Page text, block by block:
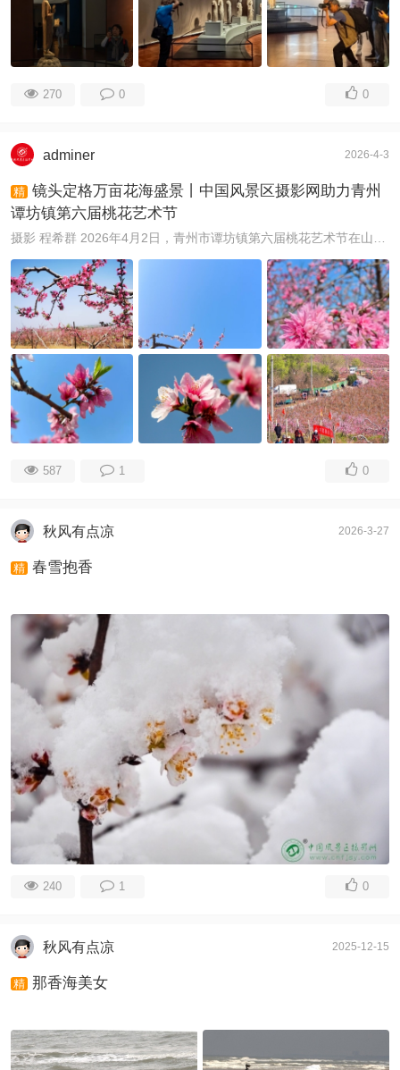
270 0 0
adminer 2026-4-3
精 镜头定格万亩花海盛景丨中国风景区摄影网助力青州
谭坊镇第六届桃花艺术节
587 1 0
秋风有点凉 2026-3-27
精 春雪抱香
240 1 0
秋风有点凉 2025-12-15
精 那香海美女